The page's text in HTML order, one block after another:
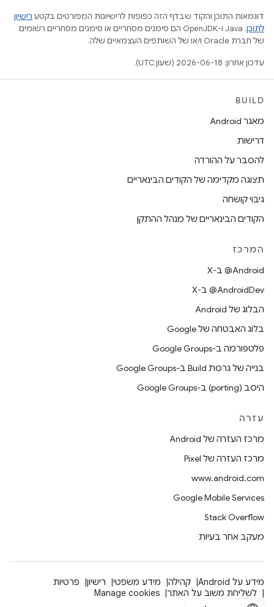
דוגמאות התוכן והקוד שבדף הזה כפופות לרישיונות המפורטים בקטע רישיון
לתוכן
.‏ Java ו-OpenJDK הם סימנים מסחריים או סימנים מסחריים רשומים
של חברת Oracle ו/או של השותפים העצמאיים שלה.
עדכון אחרון: 2026-06-18 (שעון UTC).
BUILD
מאגר Android
דרישות
להסבר על ההורדה
תצוגה מקדימה של הקודים הבינאריים
גיבוי קושחה
הקודים הבינאריים של מנהל ההתקן
המרכז
‫‎@Android ב-X
‫‎@AndroidDev ב-X
הבלוג של Android
בלוג האבטחה של Google
פלטפורמה ב-Google Groups
בנייה של גרסת Build ב-Google Groups
היסב (porting) ב-Google Groups
עזרה
מרכז העזרה של Android
מרכז העזרה של Pixel
www.android.com
Google Mobile Services
Stack Overflow
מעקב אחר בעיות
מידע על Android קהילה מידע משפטי רישיון
פרטיות
לשליחת משוב על האתר
Manage cookies